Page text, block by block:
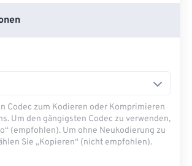
Codec zum Kodieren oder Komprimieren
Um den gängigsten Codec zu verwenden,
(empfohlen). Um ohne Neukodierung zu
Sie „Kopieren“ (nicht empfohlen).